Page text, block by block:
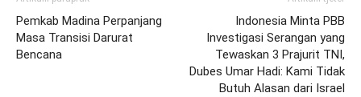
Pemkab Madina Perpanjang
Masa Transisi Darurat
Bencana
Indonesia Minta PBB
Investigasi Serangan yang
Tewaskan 3 Prajurit TNI,
Dubes Umar Hadi: Kami Tidak
Butuh Alasan dari Israel